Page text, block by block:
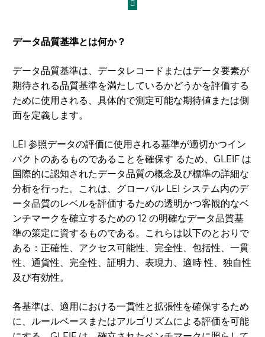
データ品質基準とは何か？
データ品質基準は、データレコードまたはデータ要素が
期待される品質基準を満たしているかどうかを評価する
ために使用される、具体的で測定可能な期待値または側
面を定義します。
LEI 参照データの評価に使用される基準が適切かつイン
パクトのあるものであることを確保す るため、GLEIF は
国際的に認知されたデータ品質の概念及び標準の詳細な
分析を行った。これは、グローバル LEI システム内のデ
ータ品質のレベルを評価するための透明かつ客観的なベ
ンチマークを確立するための 12 の明確なデータ品質基
準の策定に資するものである。これらは以下のとおりで
ある：正確性、アクセス可能性、完全性、包括性、一貫
性、通貨性、完全性、証明力、表現力、適時 性、独自性
及び有効性。
各基準は、適用における一貫性と拡張性を確保するため
に、ルールベースまたはアルゴリズムによる評価を可能